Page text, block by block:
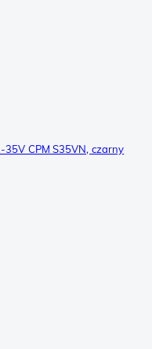
35V CPM S35VN, czarny